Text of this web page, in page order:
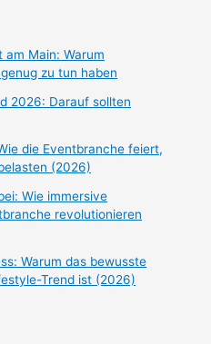
am Main: Warum
zu tun haben
2026: Darauf sollten
die Eventbranche feiert,
(2026)
Wie immersive
revolutionieren
Warum das bewusste
Trend ist (2026)